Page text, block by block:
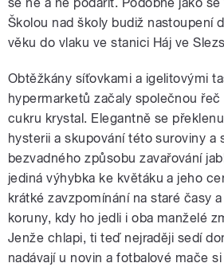
Školou nad školy budiž nastoupení
věku do vlaku ve stanici Háj ve
Obtěžkány síťovkami a igelitovými
hypermarketů začaly společnou
cukru krystal. Elegantně se
hysterii a skupování této suroviny a
bezvadného způsobu zavařování
jediná výhybka ke květáku a jeho
krátké zavzpomínání na staré časy
koruny, kdy ho jedli i oba manželé
Jenže chlapi, ti teď nejraději sedí
nadávají u novin a fotbalové mače